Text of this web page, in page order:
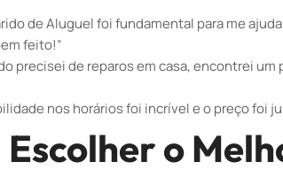
de Aluguel foi fundamental para me
feito!”
precisei de reparos em casa, encontrei
nos horários foi incrível e o preço foi
o